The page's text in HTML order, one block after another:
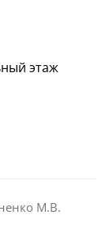
этаж
М.В.